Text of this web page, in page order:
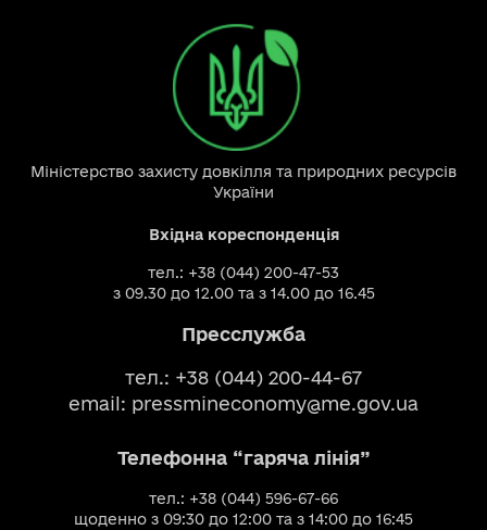
Міністерство захисту довкілля та природних ресурсів
України
Вхідна кореспонденція
тел.: +38 (044) 200-47-53
з 09.30 до 12.00 та з 14.00 до 16.45
Пресслужба
тел.: +38 (044) 200-44-67
email: pressmineconomy@me.gov.ua
Телефонна “гаряча лінія”
тел.: +38 (044) 596-67-66
щоденно з 09:30 до 12:00 та з 14:00 до 16:45